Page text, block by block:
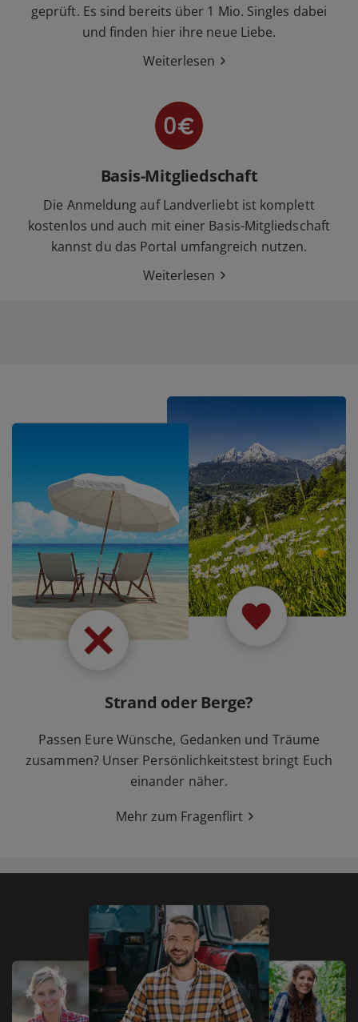
geprüft. Es sind bereits über 1 Mio. Singles dabei
und finden hier ihre neue Liebe.
Weiterlesen
Basis-Mitgliedschaft
Die Anmeldung auf Landverliebt ist komplett
kostenlos und auch mit einer Basis-Mitgliedschaft
kannst du das Portal umfangreich nutzen.
Weiterlesen
Strand oder Berge?
Passen Eure Wünsche, Gedanken und Träume
zusammen? Unser Persönlichkeitstest bringt Euch
einander näher.
Mehr zum Fragenflirt